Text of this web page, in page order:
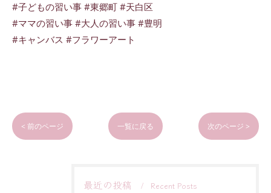
#子どもの習い事 #東郷町 #天白区
#ママの習い事 #大人の習い事 #豊明
#キャンバス #フラワーアート
< 前のページ 一覧に戻る 次のページ >
最近の投稿 Recent Posts